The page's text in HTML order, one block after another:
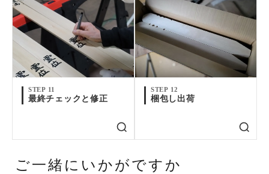
STEP 11
最終チェックと修正
STEP 12
梱包し出荷
ご一緒にいかがですか